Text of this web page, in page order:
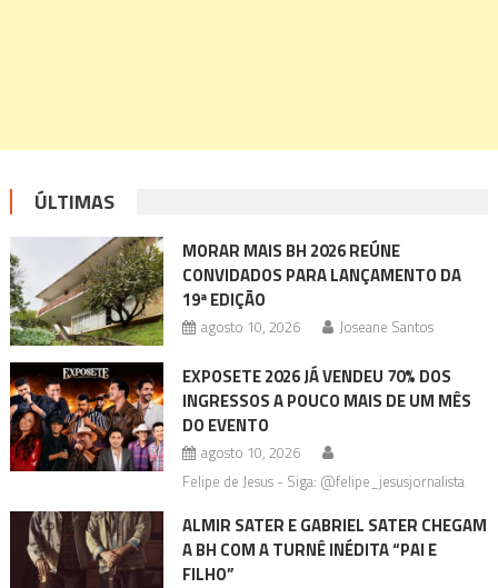
ÚLTIMAS
MORAR MAIS BH 2026 REÚNE
CONVIDADOS PARA LANÇAMENTO DA
19ª EDIÇÃO
agosto 10, 2026 Joseane Santos
EXPOSETE 2026 JÁ VENDEU 70% DOS
INGRESSOS A POUCO MAIS DE UM MÊS
DO EVENTO
agosto 10, 2026
Felipe de Jesus - Siga: @felipe_jesusjornalista
ALMIR SATER E GABRIEL SATER CHEGAM
A BH COM A TURNÊ INÉDITA “PAI E
FILHO”